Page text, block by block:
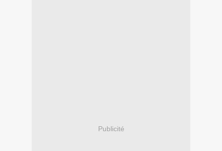
Publicité